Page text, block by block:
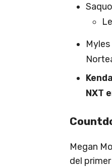
NXT
Megan
del primer